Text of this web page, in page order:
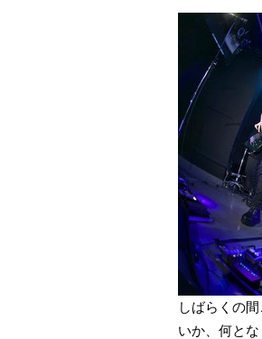
しばらくの
いか、何と